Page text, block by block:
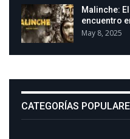
Malinche:
encuentro
May 8, 2025
CATEGORÍAS